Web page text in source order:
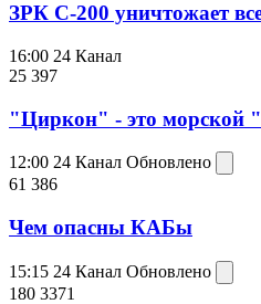
ЗРК С-200 уничтожает
16:00 24 Канал
25 397
"Циркон" - это морской
12:00 24 Канал Обновлено
61 386
Чем опасны КАБы
15:15 24 Канал Обновлено
180 3371